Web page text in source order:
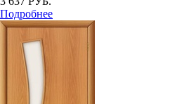
Подробнее